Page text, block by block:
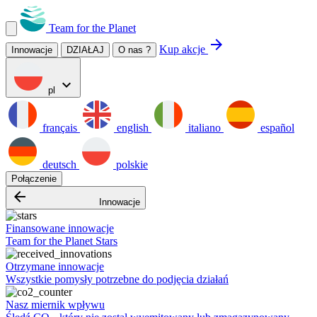
Team for the Planet
Innowacje DZIAŁAJ O nas ? Kup akcje arrow_forward
pl expand_more
français english italiano español
deutsch polskie
Połączenie
arrow_backward Innowacje
Finansowane innowacje
Team for the Planet Stars
Otrzymane innowacje
Wszystkie pomysły potrzebne do podjęcia działań
Nasz miernik wpływu